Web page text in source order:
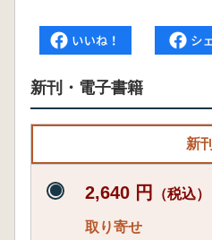
新刊・電子書籍
新刊
2,640 円 （税込）
取り寄せ